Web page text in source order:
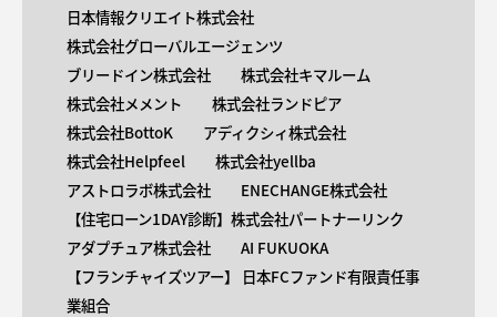
日本情報クリエイト株式会社
株式会社グローバルエージェンツ
ブリードイン株式会社
株式会社キマルーム
株式会社メメント
株式会社ランドピア
株式会社BottoK
アディクシィ株式会社
株式会社Helpfeel
株式会社yellba
アストロラボ株式会社
ENECHANGE株式会社
【住宅ローン1DAY診断】株式会社パートナーリンク
アダプチュア株式会社
AI FUKUOKA
【​フランチャイズツアー】 日本FCファンド有限責任事
業組合